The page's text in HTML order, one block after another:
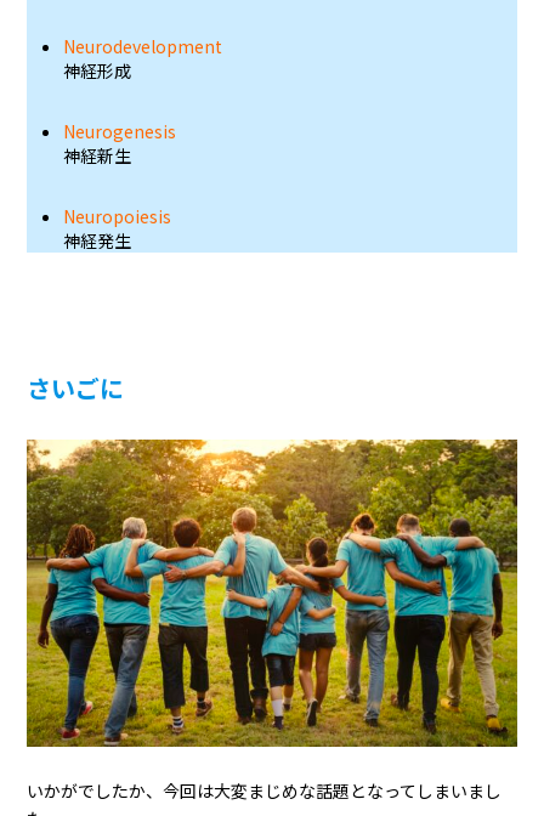
Neurodevelopment
神経形成
Neurogenesis
神経新生
Neuropoiesis
神経発生
さいごに
いかがでしたか、今回は大変まじめな話題となってしまいまし